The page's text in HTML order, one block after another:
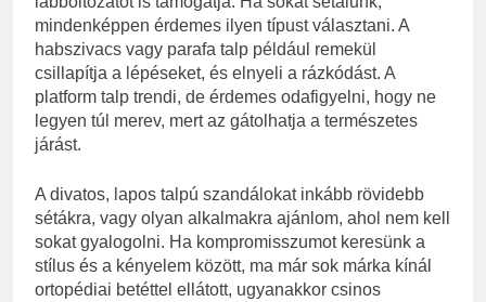
mindenképpen érdemes ilyen típust választani. A
habszivacs vagy parafa talp például remekül
csillapítja a lépéseket, és elnyeli a rázkódást. A
platform talp trendi, de érdemes odafigyelni, hogy ne
legyen túl merev, mert az gátolhatja a természetes
járást.
A divatos, lapos talpú szandálokat inkább rövidebb
sétákra, vagy olyan alkalmakra ajánlom, ahol nem kell
sokat gyalogolni. Ha kompromisszumot keresünk a
stílus és a kényelem között, ma már sok márka kínál
ortopédiai betéttel ellátott, ugyanakkor csinos